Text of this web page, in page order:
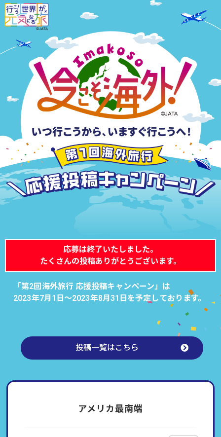
応募は終了いたしました。
たくさんの投稿ありがとうございます。
「第2回海外旅行 応援投稿キャンペーン」は
2023年7月1日～2023年8月31日を予定しております。
投稿一覧はこちら
アメリカ最南端